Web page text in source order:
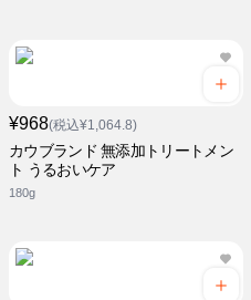
¥968(税込¥1,064.8)
カウブランド 無添加トリートメン
ト うるおいケア
180g